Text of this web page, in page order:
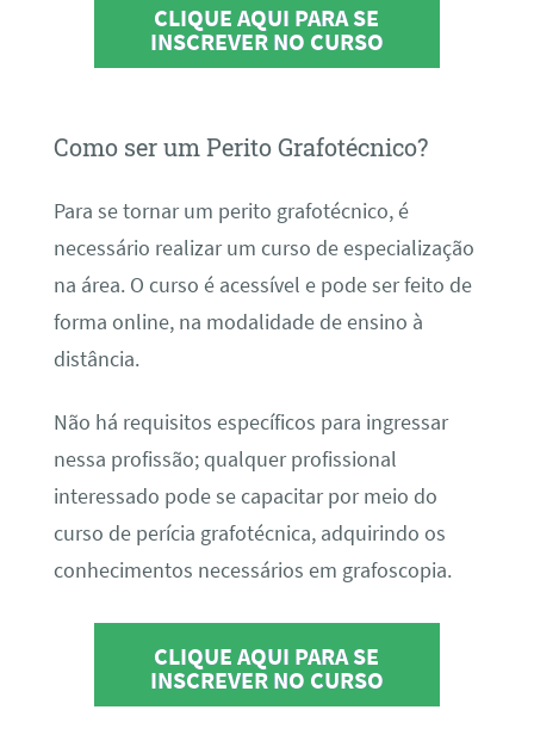
CLIQUE AQUI PARA SE
INSCREVER NO CURSO
Como ser um Perito Grafotécnico?
Para se tornar um perito grafotécnico, é
necessário realizar um curso de especialização
na área. O curso é acessível e pode ser feito de
forma online, na modalidade de ensino à
distância.
Não há requisitos específicos para ingressar
nessa profissão; qualquer profissional
interessado pode se capacitar por meio do
curso de perícia grafotécnica, adquirindo os
conhecimentos necessários em grafoscopia.
CLIQUE AQUI PARA SE
INSCREVER NO CURSO